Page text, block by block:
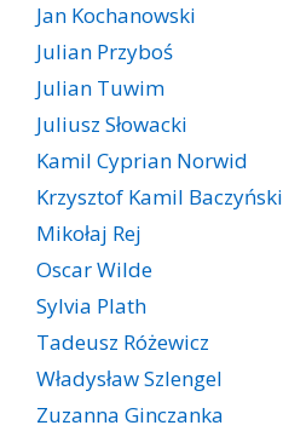
Jan Kochanowski
Julian Przyboś
Julian Tuwim
Juliusz Słowacki
Kamil Cyprian Norwid
Krzysztof Kamil Baczyński
Mikołaj Rej
Oscar Wilde
Sylvia Plath
Tadeusz Różewicz
Władysław Szlengel
Zuzanna Ginczanka